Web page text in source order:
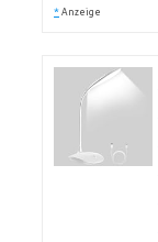
* Anzeige